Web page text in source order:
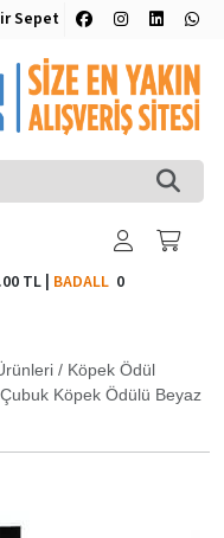
Sepet
TL| BADALL0
/ Köpek Ödül
Köpek Ödülü Beyaz